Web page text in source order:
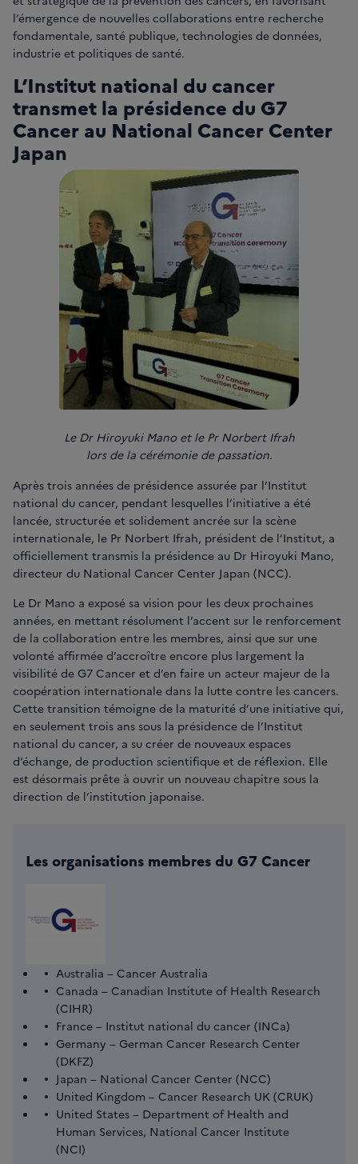
l’émergence de nouvelles collaborations entre recherche
fondamentale, santé publique, technologies de données,
industrie et politiques de santé.
L’Institut national du cancer
transmet la présidence du G7
Cancer au National Cancer Center
Japan
Le Dr Hiroyuki Mano et le Pr Norbert Ifrah
lors de la cérémonie de passation.
Après trois années de présidence assurée par l’Institut
national du cancer, pendant lesquelles l’initiative a été
lancée, structurée et solidement ancrée sur la scène
internationale, le Pr Norbert Ifrah, président de l’Institut, a
officiellement transmis la présidence au Dr Hiroyuki Mano,
directeur du National Cancer Center Japan (NCC).
Le Dr Mano a exposé sa vision pour les deux prochaines
années, en mettant résolument l’accent sur le renforcement
de la collaboration entre les membres, ainsi que sur une
volonté affirmée d’accroître encore plus largement la
visibilité de G7 Cancer et d’en faire un acteur majeur de la
coopération internationale dans la lutte contre les cancers.
Cette transition témoigne de la maturité d’une initiative qui,
en seulement trois ans sous la présidence de l’Institut
national du cancer, a su créer de nouveaux espaces
d’échange, de production scientifique et de réflexion. Elle
est désormais prête à ouvrir un nouveau chapitre sous la
direction de l’institution japonaise.
Les organisations membres du G7 Cancer
Australia – Cancer Australia
Canada – Canadian Institute of Health Research
(CIHR)
France – Institut national du cancer (INCa)
Germany – German Cancer Research Center
(DKFZ)
Japan – National Cancer Center (NCC)
United Kingdom – Cancer Research UK (CRUK)
United States – Department of Health and
Human Services, National Cancer Institute
(NCI)